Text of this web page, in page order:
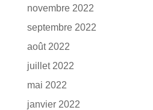
novembre 2022
septembre 2022
août 2022
juillet 2022
mai 2022
janvier 2022